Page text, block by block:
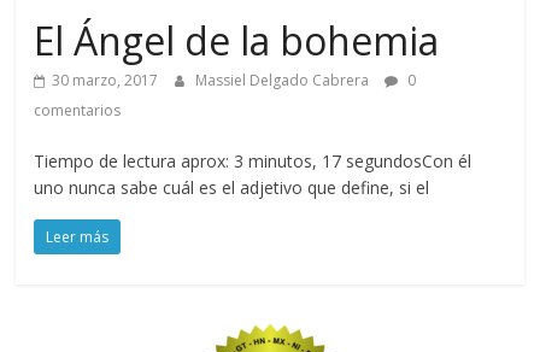
El Ángel de la bohemia
30 marzo, 2017 Massiel Delgado Cabrera
0
comentarios
Tiempo de lectura aprox: 3 minutos, 17 segundosCon él
uno nunca sabe cuál es el adjetivo que define, si el
Leer más